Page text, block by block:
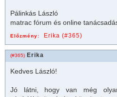
Pálinkás László
matrac fórum és online
Előzmény: Erika (#365)
(#365) Erika
Kedves László!
Jó látni, hogy van még